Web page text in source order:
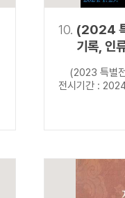
10. (2024
기록, 인
(2023 특별
전시기간 :